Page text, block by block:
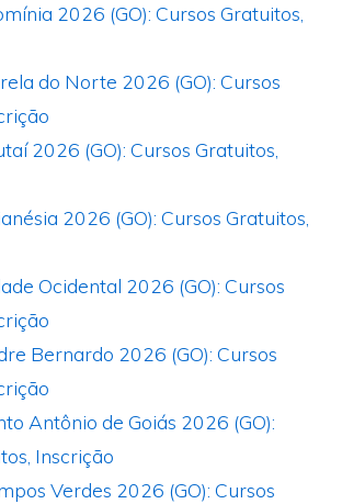
2026 (GO): Cursos Gratuitos,
do Norte 2026 (GO): Cursos
2026 (GO): Cursos Gratuitos,
2026 (GO): Cursos Gratuitos,
Ocidental 2026 (GO): Cursos
Bernardo 2026 (GO): Cursos
Antônio de Goiás 2026 (GO):
Inscrição
Verdes 2026 (GO): Cursos